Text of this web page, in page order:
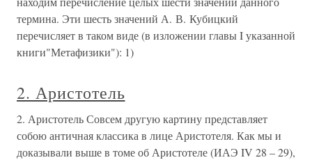
термина. Эти шесть значений А. В. Кубицкий
перечисляет в таком виде (в изложении главы I указанной
книги"Метафизики"): 1)
2. Аристотель
2. Аристотель Совсем другую картину представляет
собою античная классика в лице Аристотеля. Как мы и
доказывали выше в томе об Аристотеле (ИАЭ IV 28 – 29),